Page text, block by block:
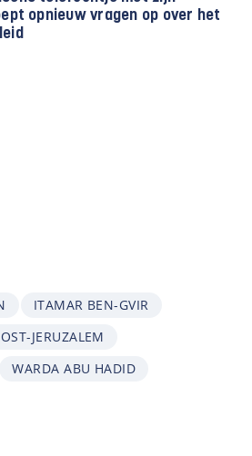
opnieuw vragen op over het
ITAMAR BEN-GVIR
JERUZALEM
WARDA ABU HADID